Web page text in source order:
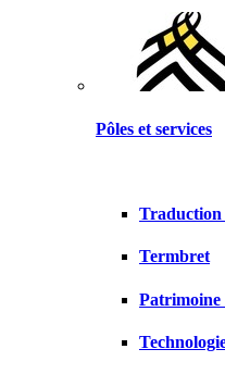
Pôles et services
Traduction
Termbret
Patrimoine